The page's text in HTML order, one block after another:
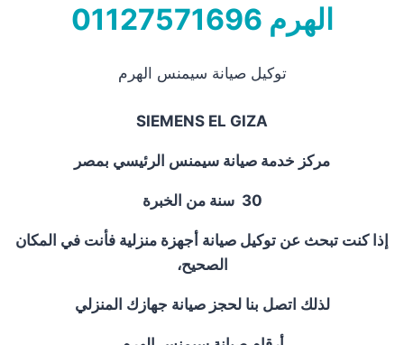
الهرم
توكيل صيانة سيمنس الهرم
SIEMENS EL GIZA
مركز خدمة صيانة سيمنس الرئيسي بمصر
30 سنة من الخبرة
إذا كنت تبحث عن توكيل صيانة أجهزة منزلية فأنت في المكان
الصحيح،
لذلك اتصل بنا لحجز صيانة جهازك المنزلي